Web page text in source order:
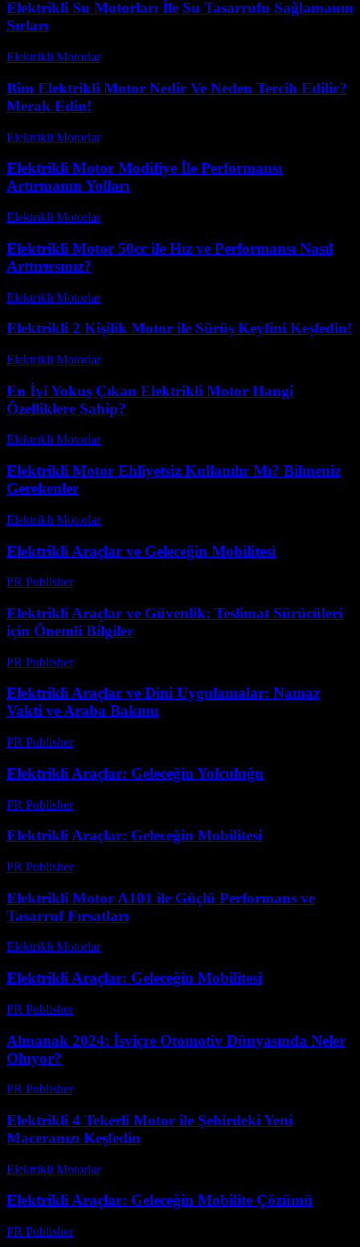
Elektrikli Su Motorları İle Su Tasarrufu Sağlamanın
Sırları
Elektrikli Motorlar-
Bim Elektrikli Motor Nedir Ve Neden Tercih Edilir?
Merak Edin!
Elektrikli Motorlar-
Elektrikli Motor Modifiye İle Performansı
Artırmanın Yolları
Elektrikli Motorlar-
Elektrikli Motor 50cc ile Hız ve Performansı Nasıl
Arttırırsınız?
Elektrikli Motorlar-
Elektrikli 2 Kişilik Motor ile Sürüş Keyfini Keşfedin!
Elektrikli Motorlar-
En İyi Yokuş Çıkan Elektrikli Motor Hangi
Özelliklere Sahip?
Elektrikli Motorlar-
Elektrikli Motor Ehliyetsiz Kullanılır Mı? Bilmeniz
Gerekenler
Elektrikli Motorlar-
Elektrikli Araçlar ve Geleceğin Mobilitesi
PR Publisher-
Elektrikli Araçlar ve Güvenlik: Teslimat Sürücüleri
için Önemli Bilgiler
PR Publisher-
Elektrikli Araçlar ve Dinî Uygulamalar: Namaz
Vakti ve Araba Bakımı
PR Publisher-
Elektrikli Araçlar: Geleceğin Yolculuğu
PR Publisher-
Elektrikli Araçlar: Geleceğin Mobilitesi
PR Publisher-
Elektrikli Motor A101 ile Güçlü Performans ve
Tasarruf Fırsatları
Elektrikli Motorlar-
Elektrikli Araçlar: Geleceğin Mobilitesi
PR Publisher-
Almanak 2024: İsviçre Otomotiv Dünyasında Neler
Oluyor?
PR Publisher-
Elektrikli 4 Tekerli Motor ile Şehirdeki Yeni
Maceranızı Keşfedin
Elektrikli Motorlar-
Elektrikli Araçlar: Geleceğin Mobilite Çözümü
PR Publisher-